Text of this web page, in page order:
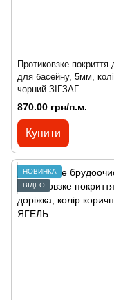
Протиковзке покриття-
для басейну, 5мм,
чорний ЗІГЗАГ
870.00 грн/п.м.
Купити
НОВИНКА
ВІДЕО